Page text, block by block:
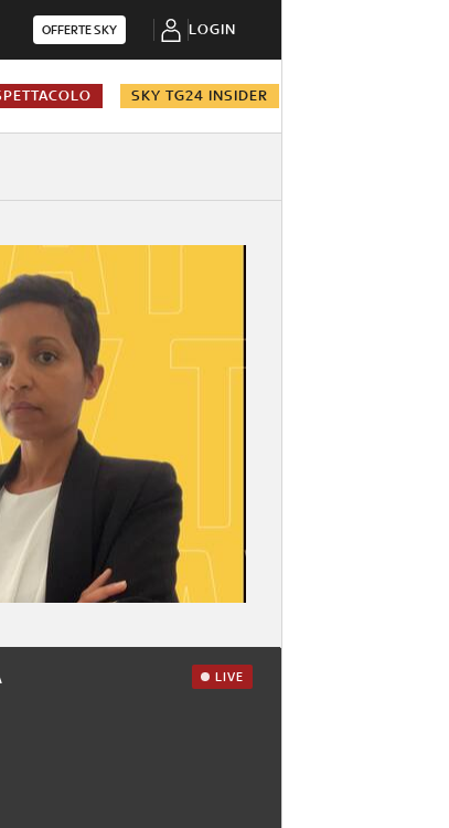
OFFERTE SKY LOGIN
SKY TG24 INSIDER
LIVE